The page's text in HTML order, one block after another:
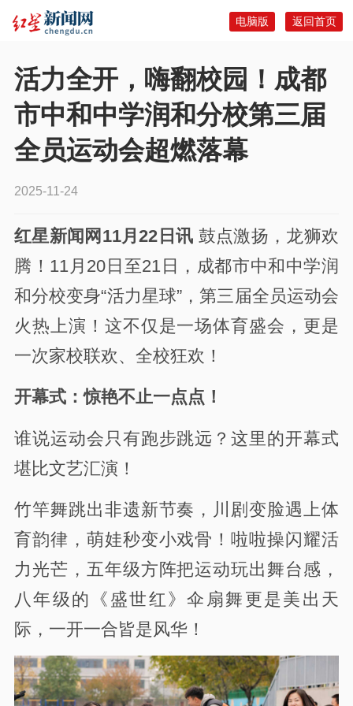
返回首页
电脑版
活力全开，嗨翻校园！成都
市中和中学润和分校第三届
全员运动会超燃落幕
2025-11-24
红星新闻网11月22日讯 鼓点激扬，龙狮欢
腾！11月20日至21日，成都市中和中学润
和分校变身“活力星球”，第三届全员运动会
火热上演！这不仅是一场体育盛会，更是
一次家校联欢、全校狂欢！
开幕式：惊艳不止一点点！
谁说运动会只有跑步跳远？这里的开幕式
堪比文艺汇演！
竹竿舞跳出非遗新节奏，川剧变脸遇上体
育韵律，萌娃秒变小戏骨！啦啦操闪耀活
力光芒，五年级方阵把运动玩出舞台感，
八年级的《盛世红》伞扇舞更是美出天
际，一开一合皆是风华！